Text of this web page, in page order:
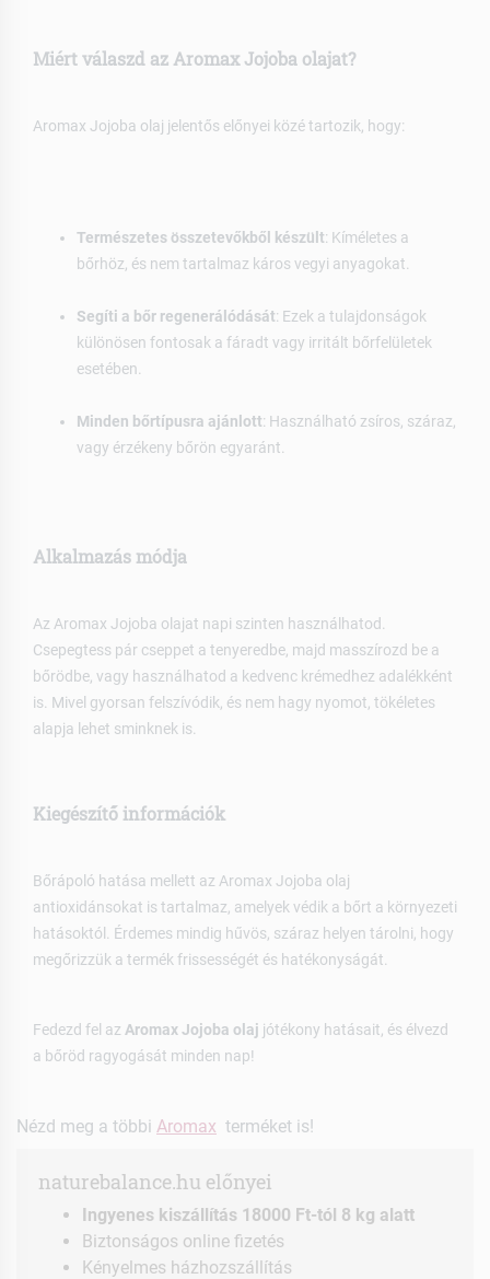
Miért válaszd az Aromax Jojoba olajat?
Aromax Jojoba olaj jelentős előnyei közé tartozik, hogy:
Természetes összetevőkből készült: Kíméletes a
bőrhöz, és nem tartalmaz káros vegyi anyagokat.
Segíti a bőr regenerálódását: Ezek a tulajdonságok
különösen fontosak a fáradt vagy irritált bőrfelületek
esetében.
Minden bőrtípusra ajánlott: Használható zsíros, száraz,
vagy érzékeny bőrön egyaránt.
Alkalmazás módja
Az Aromax Jojoba olajat napi szinten használhatod.
Csepegtess pár cseppet a tenyeredbe, majd masszírozd be a
bőrödbe, vagy használhatod a kedvenc krémedhez adalékként
is. Mivel gyorsan felszívódik, és nem hagy nyomot, tökéletes
alapja lehet sminknek is.
Kiegészítő információk
Bőrápoló hatása mellett az Aromax Jojoba olaj
antioxidánsokat is tartalmaz, amelyek védik a bőrt a környezeti
hatásoktól. Érdemes mindig hűvös, száraz helyen tárolni, hogy
megőrizzük a termék frissességét és hatékonyságát.
Fedezd fel az Aromax Jojoba olaj jótékony hatásait, és élvezd
a bőröd ragyogását minden nap!
Nézd meg a többi Aromax terméket is!
naturebalance.hu előnyei
Ingyenes kiszállítás 18000 Ft-tól 8 kg alatt
Biztonságos online fizetés
Kényelmes házhozszállítás